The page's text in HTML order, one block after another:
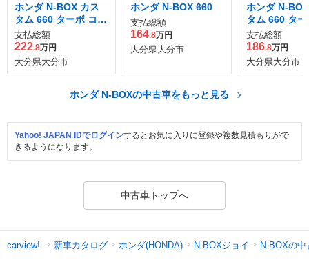
ホンダ N-BOX カス
タム 660 ターボ コー
ディネートスタイル
2トーン
支払総額
222.8万円
大分県大分市
ホンダ N-BOX 660
支払総額
164.8万円
大分県大分市
ホンダ N-
タム 660 ター
支払総額
186.8万円
大分県大分市
ホンダ N-BOXの中古車をもっと見る
Yahoo! JAPAN IDでログインするとお気に入りに登録や複数見積もりがで
きるようになります。
中古車トップへ
carview! 新車カタログ ホンダ(HONDA) N-BOXジョイ N-BOXの中